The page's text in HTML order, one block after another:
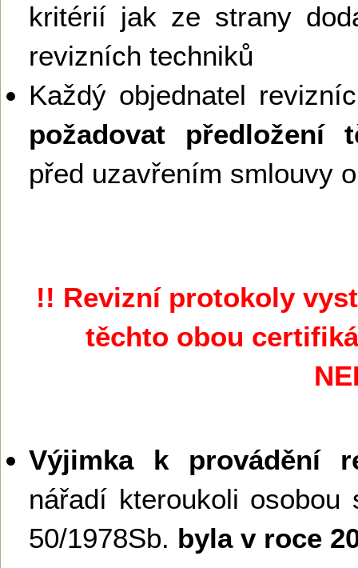
kritérií jak ze strany
revizních techniků
Každý objednatel
požadovat předložení
před uzavřením smlouvy
!! Revizní protokoly
těchto obou
Výjimka k provádění
nářadí kteroukoli
50/1978Sb. byla v roce